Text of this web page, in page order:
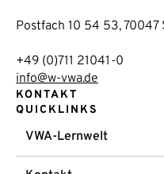
Postfach 10 54 53,
+49 (0)711 21041-0
info@w-vwa.de
KONTAKT
QUICKLINKS
VWA-Lernwelt